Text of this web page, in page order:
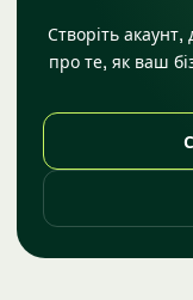
Створіть акаунт,
про те, як ваш